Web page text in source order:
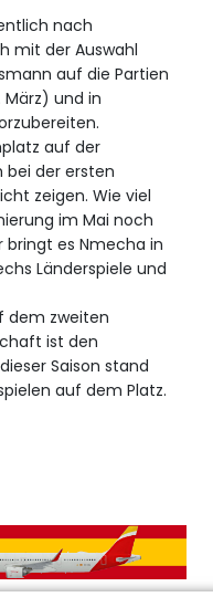
nach
mit der Auswahl
auf die Partien
März) und in
auf der
bei der ersten
zeigen. Wie viel
im Mai noch
bringt es Nmecha in
Länderspiele und
dem zweiten
ist den
Saison stand
auf dem Platz.